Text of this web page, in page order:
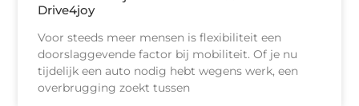
Drive4joy
Voor steeds meer mensen is flexibiliteit een
doorslaggevende factor bij mobiliteit. Of je nu
tijdelijk een auto nodig hebt wegens werk, een
overbrugging zoekt tussen